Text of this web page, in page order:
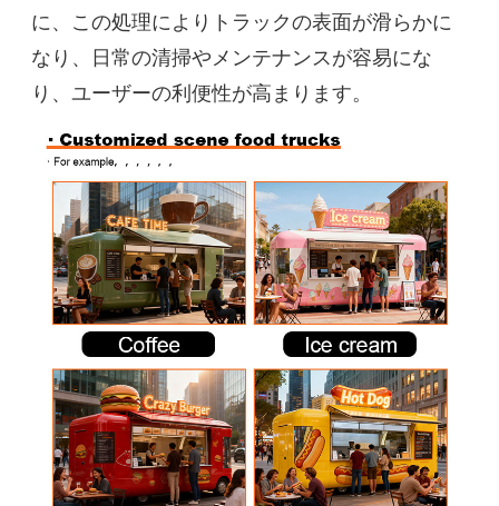
に、この処理によりトラックの表面が滑らかに
なり、日常の清掃やメンテナンスが容易にな
り、ユーザーの利便性が高まります。